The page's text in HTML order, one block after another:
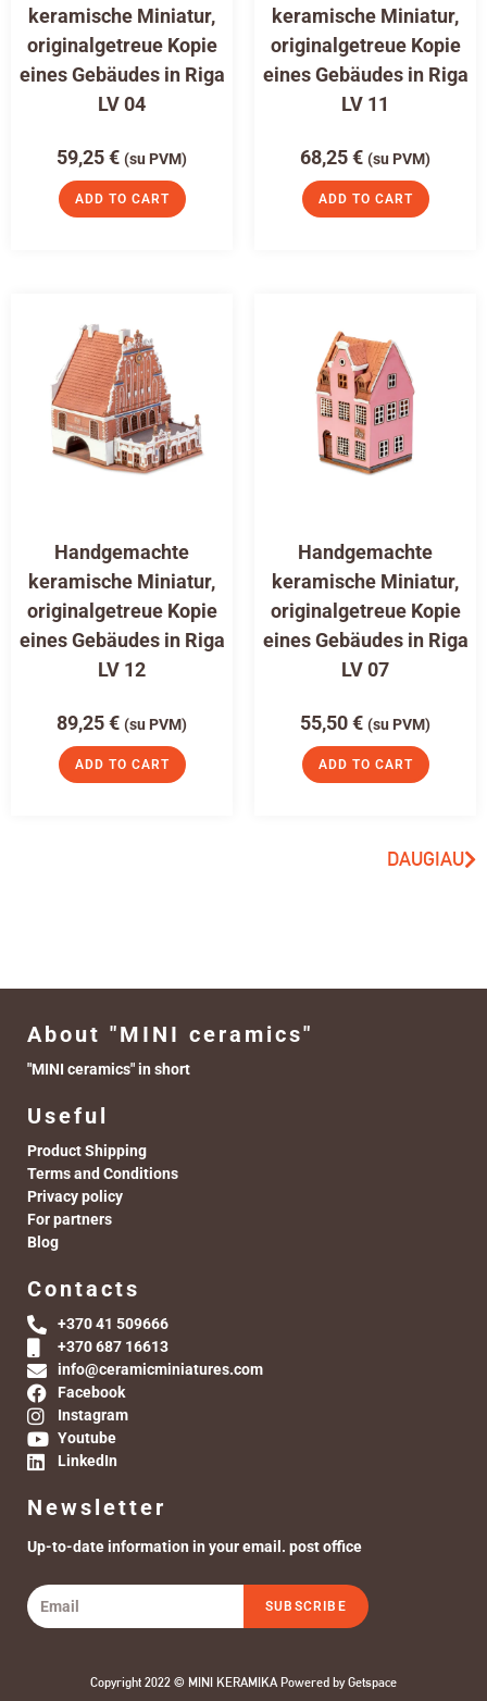
keramische Miniatur,
originalgetreue Kopie
eines Gebäudes in Riga
LV 04
59,25€ (su PVM)
ADD TO CART
keramische Miniatur,
originalgetreue Kopie
eines Gebäudes in Riga
LV 11
68,25€ (su PVM)
ADD TO CART
Handgemachte
keramische Miniatur,
originalgetreue Kopie
eines Gebäudes in Riga
LV 12
89,25€ (su PVM)
ADD TO CART
Handgemachte
keramische Miniatur,
originalgetreue Kopie
eines Gebäudes in Riga
LV 07
55,50€ (su PVM)
ADD TO CART
DAUGIAU
About "MINI ceramics"
"MINI ceramics" in short
Useful
Product Shipping
Terms and Conditions
Privacy policy
For partners
Blog
Contacts
+370 41 509666
+370 687 16613
info@ceramicminiatures.com
Facebook
Instagram
Youtube
LinkedIn
Newsletter
Up-to-date information in your email. post office
SUBSCRIBE
Copyright 2022 © MINI KERAMIKA Powered byGetspace